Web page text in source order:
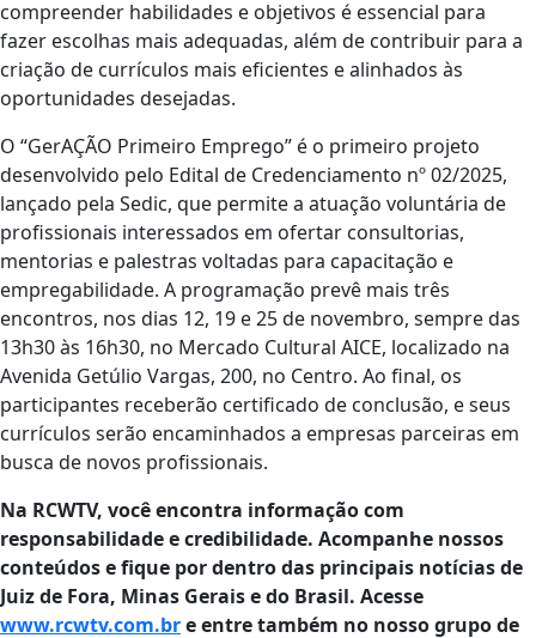
compreender habilidades e objetivos é essencial para
fazer escolhas mais adequadas, além de contribuir para a
criação de currículos mais eficientes e alinhados às
oportunidades desejadas.
O “GerAÇÃO Primeiro Emprego” é o primeiro projeto
desenvolvido pelo Edital de Credenciamento nº 02/2025,
lançado pela Sedic, que permite a atuação voluntária de
profissionais interessados em ofertar consultorias,
mentorias e palestras voltadas para capacitação e
empregabilidade. A programação prevê mais três
encontros, nos dias 12, 19 e 25 de novembro, sempre das
13h30 às 16h30, no Mercado Cultural AICE, localizado na
Avenida Getúlio Vargas, 200, no Centro. Ao final, os
participantes receberão certificado de conclusão, e seus
currículos serão encaminhados a empresas parceiras em
busca de novos profissionais.
Na RCWTV, você encontra informação com
responsabilidade e credibilidade. Acompanhe nossos
conteúdos e fique por dentro das principais notícias de
Juiz de Fora, Minas Gerais e do Brasil. Acesse
www.rcwtv.com.bre entre também no nosso grupo de